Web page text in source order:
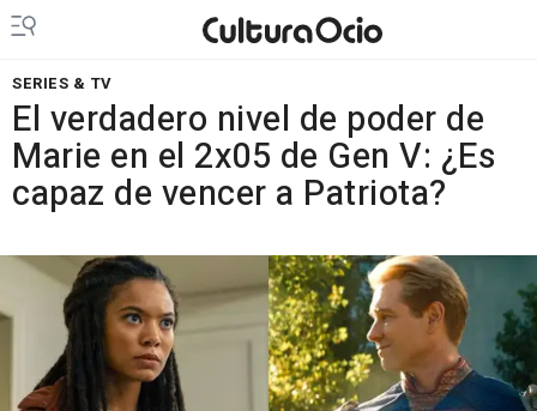
SERIES & TV
El verdadero nivel de poder de
Marie en el 2x05 de Gen V: ¿Es
capaz de vencer a Patriota?